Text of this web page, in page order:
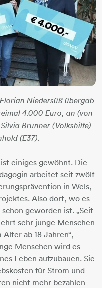
Niedersüß übergab
4.000 Euro, an (von
Brunner (Volkshilfe)
(E37).
einiges gewöhnt. Die
arbeitet seit zwölf
in Wels,
Also dort, wo es
geworden ist. „Seit
sehr junge Menschen
ab 18 Jahren“,
Menschen wird es
Leben aufzubauen. Sie
für Strom und
nicht mehr bezahlen